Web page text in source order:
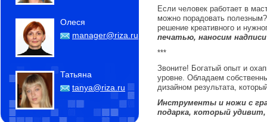
Олеся
manager@riza.ru
Татьяна
tanya@riza.ru
Если человек работает в
можно порадовать
решение креативного и
печатью, наносим
***
Звоните! Богатый опыт и
уровне. Обладаем
дизайном результата,
Инструменты и ножи с
подарка, который